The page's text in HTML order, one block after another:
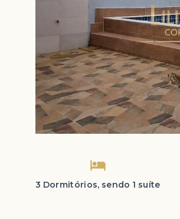
3 Dormitórios, sendo 1 suíte